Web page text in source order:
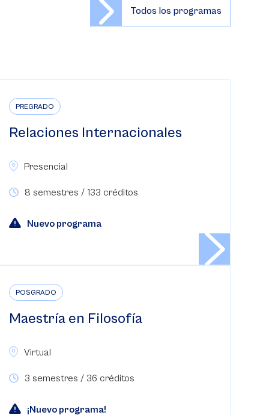
Todos los programas
PREGRADO
Relaciones Internacionales
Presencial
8 semestres / 133 créditos
Nuevo programa
POSGRADO
Maestría en Filosofía
Virtual
3 semestres / 36 créditos
¡Nuevo programa!